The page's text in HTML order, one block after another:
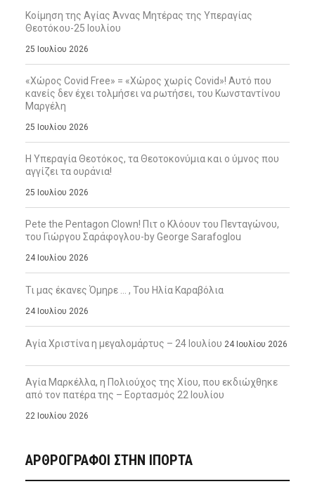
Κοίμηση της Αγίας Άννας Μητέρας της Υπεραγίας
Θεοτόκου-25 Ιουλίου
25 Ιουλίου 2026
«Χώρος Covid Free» = «Χώρος χωρίς Covid»! Αυτό που
κανείς δεν έχει τολμήσει να ρωτήσει, του Κωνσταντίνου
Μαργέλη
25 Ιουλίου 2026
Η Υπεραγία Θεοτόκος, τα Θεοτοκονύμια και ο ύμνος που
αγγίζει τα ουράνια!
25 Ιουλίου 2026
Pete the Pentagon Clown! Πιτ ο Κλόουν του Πενταγώνου,
του Γιώργου Σαράφογλου-by George Sarafoglou
24 Ιουλίου 2026
Τι μας έκανες Όμηρε … , Του Ηλία Καραβόλια
24 Ιουλίου 2026
Αγία Χριστίνα η μεγαλομάρτυς – 24 Ιουλίου 24 Ιουλίου 2026
Αγία Μαρκέλλα, η Πολιούχος της Χίου, που εκδιώχθηκε
από τον πατέρα της – Εορτασμός 22 Ιουλίου
22 Ιουλίου 2026
ΑΡΘΡΟΓΡΑΦΟΙ ΣΤΗΝ IΠΟΡΤΑ